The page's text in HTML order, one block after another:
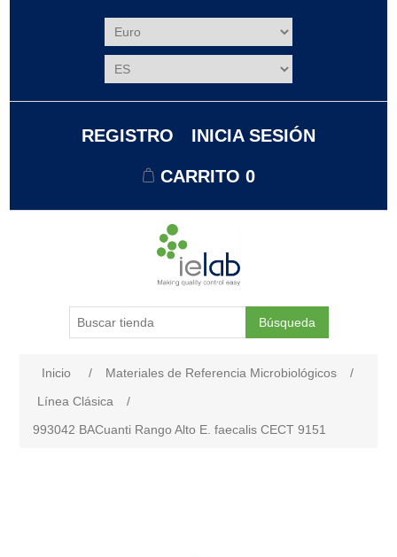
REGISTRO INICIA SESIÓN
CARRITO 0
Búsqueda
Inicio / Materiales de Referencia Microbiológicos
/
Línea Clásica
/
993042 BACuanti Rango Alto E. faecalis CECT 9151